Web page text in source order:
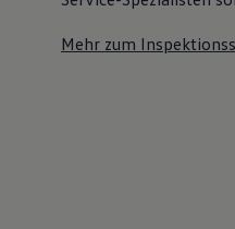
Mehr zum